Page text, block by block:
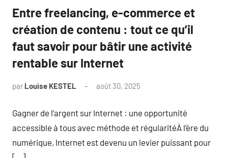
Entre freelancing, e-commerce et
création de contenu : tout ce qu’il
faut savoir pour bâtir une activité
rentable sur Internet
par Louise KESTEL août 30, 2025
Gagner de l’argent sur Internet : une opportunité
accessible à tous avec méthode et régularitéÀ l’ère du
numérique, Internet est devenu un levier puissant pour